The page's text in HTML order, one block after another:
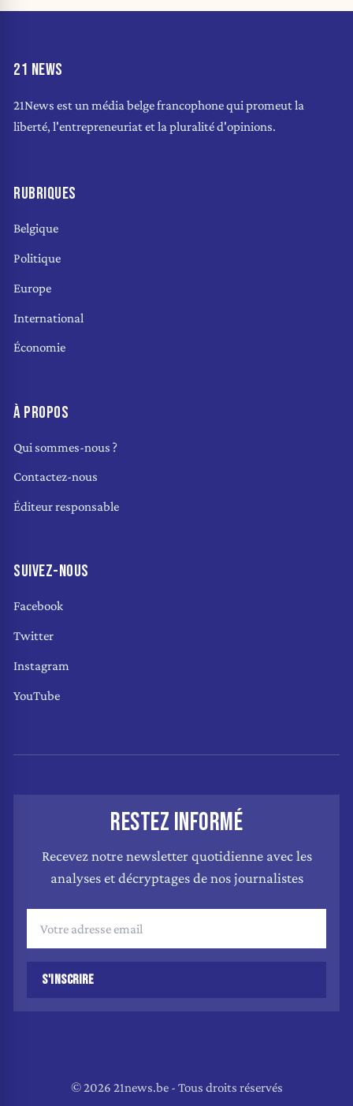
21 NEWS
21News est un média belge francophone qui promeut la
liberté, l'entrepreneuriat et la pluralité d'opinions.
RUBRIQUES
Belgique
Politique
Europe
International
Économie
À PROPOS
Qui sommes-nous ?
Contactez-nous
Éditeur responsable
SUIVEZ-NOUS
Facebook
Twitter
Instagram
YouTube
RESTEZ INFORMÉ
Recevez notre newsletter quotidienne avec les
analyses et décryptages de nos journalistes
S'INSCRIRE
© 2026 21news.be - Tous droits réservés